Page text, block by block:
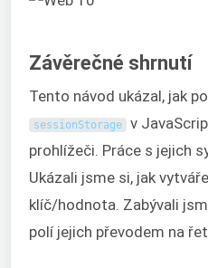
Závěrečné shrnutí
Tento návod ukázal, jak
sessionStorage v
prohlížeči. Práce s jejich
Ukázali jsme si, jak
klíč/hodnota. Zabývali
polí jejich převodem na